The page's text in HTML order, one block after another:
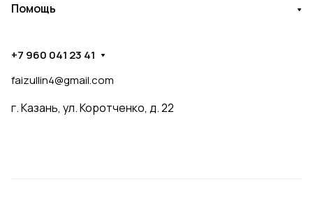
Помощь
+7 960 041 23 41
faizullin4@gmail.com
г. Казань, ул. Коротченко, д. 22